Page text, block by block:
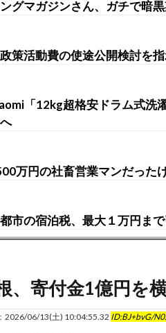
ングマガジンさん、ガチで暗
策活動費の使途公開検討を
「12kg超格安ドラム式
万円の社畜営業マンだった
都市の宿泊税、最大１万円ま
、寄付金1億円を
：2026/06/13(土) 10:04:55.32 ID:BJ+bvG/